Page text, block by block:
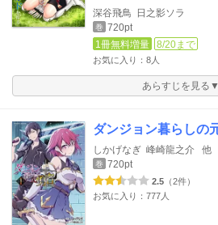
深谷飛鳥 日之影ソラ
巻 720pt
1冊無料増量
8/20まで
お気に入り：8人
あらすじを見る▼
ダンジョン暮らしの
しかげなぎ 峰崎龍之介 他
巻 720pt
2.5 （2件）
お気に入り：777人